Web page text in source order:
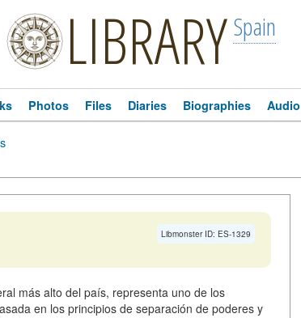
LIBRARY Spain
Photos Files Diaries Biographies Audio
Libmonster ID: ES-1329
más alto del país, representa uno de los
en los principios de separación de poderes y